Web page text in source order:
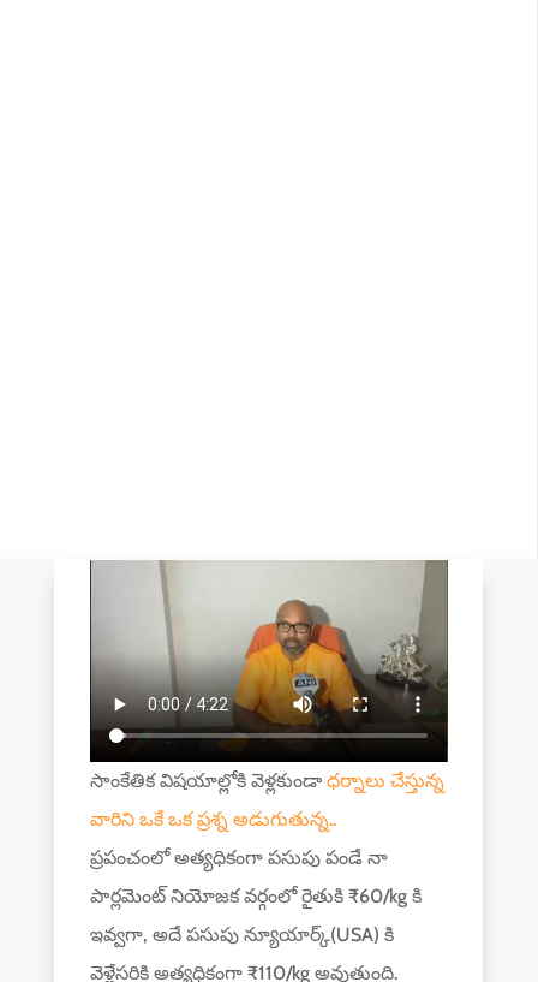
సాంకేతిక విషయాల్లోకి వెళ్లకుండాధర్నాలు చేస్తున్న
వారిని ఒకే ఒక ప్రశ్న అడుగుతున్న..
ప్రపంచంలో అత్యధికంగా పసుపు పండే నా
పార్లమెంట్ నియోజక వర్గంలో రైతుకి ₹60/kg కి
ఇవ్వగా, అదే పసుపు న్యూయార్క్(USA) కి
వెళ్లేసరికి అత్యధికంగా ₹110/kg అవుతుంది.